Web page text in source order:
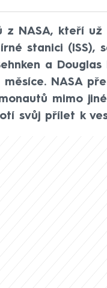
z NASA, kteří
stanici (ISS),
a
NASA
mimo
svůj přílet k